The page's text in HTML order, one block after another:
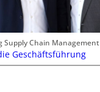
Supply Chain Management
Geschäftsführung